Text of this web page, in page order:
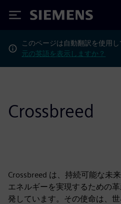
Siemens
このページは自動翻訳を使用し
元の英語を表示しますか？
Crossbreed
Crossbreed は、持続可能な未
エネルギーを実現するための
発しています。その使命は、